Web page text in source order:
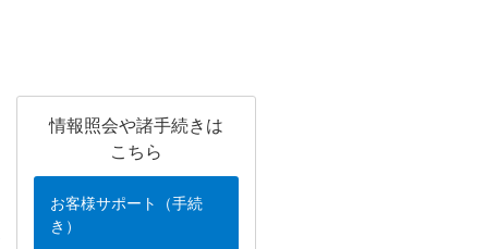
情報照会や諸手続きは
こちら
お客様サポート（手続
き）